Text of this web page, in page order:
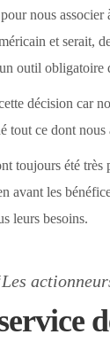
nous
et serait,
outil
décision car
tout ce dont
toujours été très
avant les
leurs besoins.